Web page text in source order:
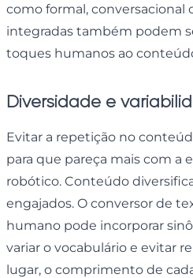
como formal, conversacional
integradas também podem
toques humanos ao
Diversidade e
Evitar a repetição no
para que pareça mais com a
robótico. Conteúdo
engajados. O conversor de
humano pode incorporar
variar o vocabulário e evitar
lugar, o comprimento de